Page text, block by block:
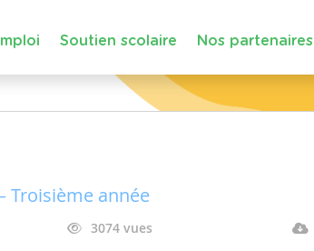
Soutien scolaire Nos partenaires
Troisième année
3074 vues